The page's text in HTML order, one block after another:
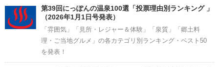
第39回にっぽんの温泉100選「投票理由別ランキング 」
（2026年1月1日号発表）
「雰囲気」「見所・レジャー＆体験」「泉質」「郷土料
理・ご当地グルメ」の各カテゴリ別ランキング・ベスト50
を発表！